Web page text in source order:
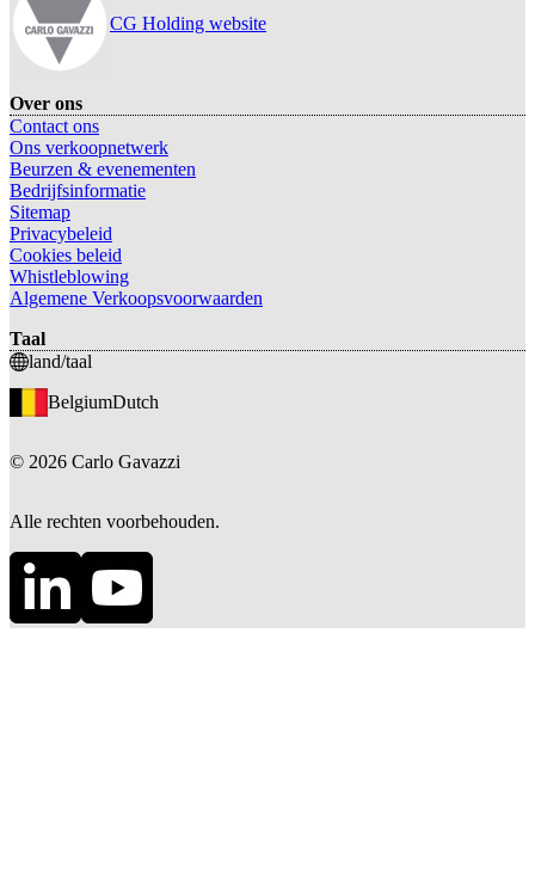
CG Holding website
Over ons
Contact ons
Ons verkoopnetwerk
Beurzen & evenementen
Bedrijfsinformatie
Sitemap
Privacybeleid
Cookies beleid
Whistleblowing
Algemene Verkoopsvoorwaarden
Taal
land/taal
BelgiumDutch
© 2026 Carlo Gavazzi
Alle rechten voorbehouden.